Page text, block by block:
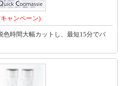
ャンペーン)
色時間大幅カットし、最短15分でバ